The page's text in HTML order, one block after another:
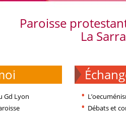
Paroisse
La Sarra
Gd Lyon
Débats et